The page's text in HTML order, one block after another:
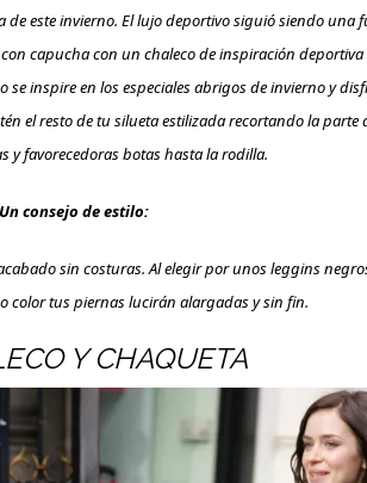
este invierno. El lujo deportivo siguió siendo una
capucha con un chaleco de inspiración
se inspire en los especiales abrigos de invierno y
el resto de tu silueta estilizada recortando la parte
y favorecedoras botas hasta la rodilla.
Un consejo de estilo:
sin costuras. Al elegir por unos leggins
color tus piernas lucirán alargadas y sin fin.
Y CHAQUETA